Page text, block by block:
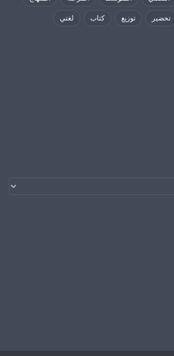
تحضير توزيع كتاب لغتي